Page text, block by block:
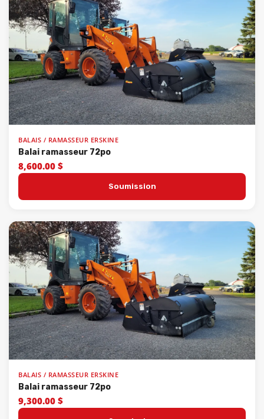
BALAIS / RAMASSEUR ERSKINE
Balai ramasseur 72po
8,600.00 $
Soumission
BALAIS / RAMASSEUR ERSKINE
Balai ramasseur 72po
9,300.00 $